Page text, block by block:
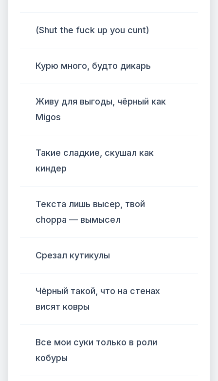
(Shut the fuck up you cunt)
Курю много, будто дикарь
Живу для выгоды, чёрный как
Migos
Такие сладкие, скушал как
киндер
Текста лишь высер, твой
choppa — вымысел
Срезал кутикулы
Чёрный такой, что на стенах
висят ковры
Все мои суки только в роли
кобуры